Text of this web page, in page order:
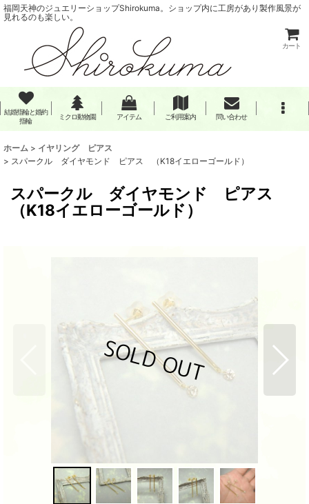
福岡天神のジュエリーショップShirokuma。ショップ内に工房があり製作風景が
見れるのも楽しい。
カート
結婚指輪と婚約
指輪
ミクロ動物園 アイテム ご利用案内 問い合わせ
ホーム > イヤリング ピアス
> スパークル ダイヤモンド ピアス （K18イエローゴールド）
スパークル ダイヤモンド ピアス
（K18イエローゴールド）